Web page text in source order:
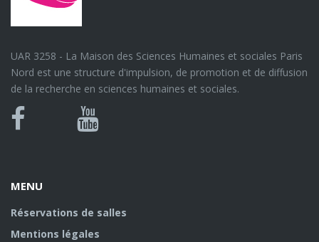
UAR 3258 - La Maison des Sciences Humaines et sociales Paris
Nord est une structure d'impulsion, de promotion et de diffusion
de la recherche en sciences humaines et sociales.
Bluesky
Canal
MENU
Réservations de salles
Mentions légales